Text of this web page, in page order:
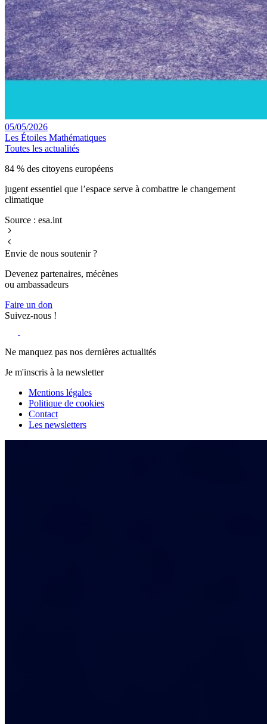
05/05/2026
Les Étoiles Mathématiques
Toutes les actualités
84 % des citoyens européens
jugent essentiel que l’espace serve à combattre le changement
climatique
Source : esa.int
Envie de nous soutenir ?
Devenez partenaires, mécènes
ou ambassadeurs
Faire un don
Suivez-nous !
Ne manquez pas nos dernières actualités
Je m'inscris à la newsletter
Mentions légales
Politique de cookies
Contact
Les newsletters